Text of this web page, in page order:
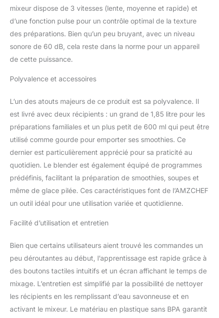
blender est équipé de 6
acier inoxydable pour un
assemblage 3D, et le
vortex généré a
une forte puissance de
22 000 tours par minute,
de sorte que les
ingrédients ne peuvent
sortir, ils sont tous
broyés.
【Deux
Vous pouvez choisir
d'utiliser un grand
récipient ou une petite
bouteille de voyage selon
bouteille de 1,85 litre est
d'aliments pour plusieurs
répondre aux besoins de
toute la famille. ② La
bouteille de voyage de
600 ml est équipée d'une
4 lames qui peut être
mixeur dispose de 3 vitesses (lente, moyenne et rapide) et
d’une fonction pulse pour un contrôle optimal de la texture
des préparations. Bien qu’un peu bruyant, avec un niveau
sonore de 60 dB, cela reste dans la norme pour un appareil
de cette puissance.
Polyvalence et accessoires
L’un des atouts majeurs de ce produit est sa polyvalence. Il
est livré avec deux récipients : un grand de 1,85 litre pour les
préparations familiales et un plus petit de 600 ml qui peut être
utilisé comme gourde pour emporter ses smoothies. Ce
dernier est particulièrement apprécié pour sa praticité au
quotidien. Le blender est également équipé de programmes
prédéfinis, facilitant la préparation de smoothies, soupes et
même de glace pilée. Ces caractéristiques font de l’AMZCHEF
un outil idéal pour une utilisation variée et quotidienne.
Facilité d’utilisation et entretien
Bien que certains utilisateurs aient trouvé les commandes un
peu déroutantes au début, l’apprentissage est rapide grâce à
des boutons tactiles intuitifs et un écran affichant le temps de
mixage. L’entretien est simplifié par la possibilité de nettoyer
les récipients en les remplissant d’eau savonneuse et en
activant le mixeur. Le matériau en plastique sans BPA garantit